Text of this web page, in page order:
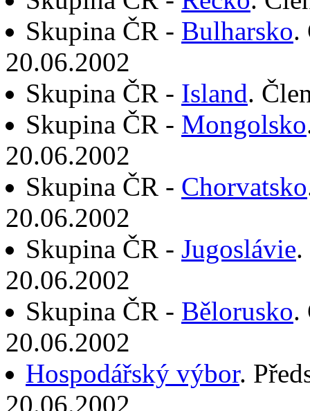
Skupina ČR - Bulharsko.
20.06.2002
Skupina ČR - Island.
Skupina ČR - Mongolsko
20.06.2002
Skupina ČR - Chorvatsko
20.06.2002
Skupina ČR - Jugoslávie.
20.06.2002
Skupina ČR - Bělorusko.
20.06.2002
Hospodářský výbor.
20.06.2002